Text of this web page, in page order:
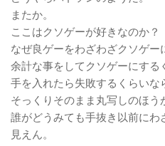
またか。
ここはクソゲーが好きなのか？
なぜ良ゲーをわざわざクソゲー
余計な事をしてクソゲーにする
手を入れたら失敗するくらいな
そっくりそのまま丸写しのほう
誰がどうみても手抜き以前に
見えん。